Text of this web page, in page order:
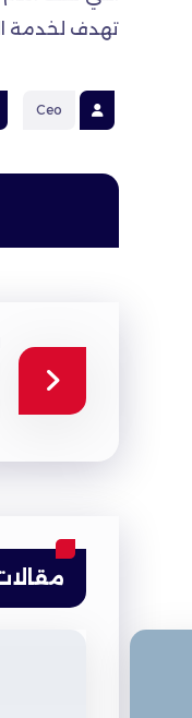
تهدف لخدمة
Ceo